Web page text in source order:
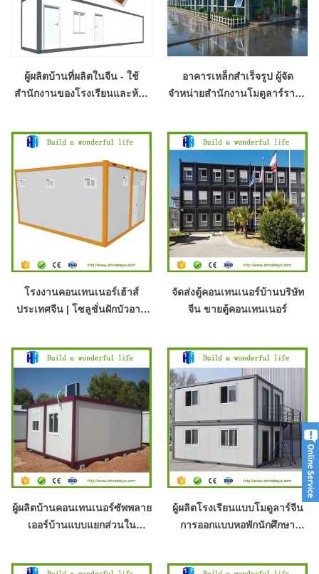
ผู้ผลิตบ้านที่ผลิตในจีน - ใช้
สำนักงานของโรงเรียนและห้อง
อาคารเหล็กสำเร็จรูป ผู้จัด
จำหน่ายสำนักงานโมดูลาร์ราคา
โรงงานคอนเทนเนอร์เฮ้าส์
ประเทศจีน | โซลูชั่นฝักบัวอาบ
จัดส่งตู้คอนเทนเนอร์บ้านบริษัท
จีน ขายตู้คอนเทนเนอร์
ผู้ผลิตบ้านคอนเทนเนอร์ซัพพลาย
เออร์บ้านแบบแยกส่วนใน
ผู้ผลิตโรงเรียนแบบโมดูลาร์จีน
การออกแบบหอพักนักศึกษา